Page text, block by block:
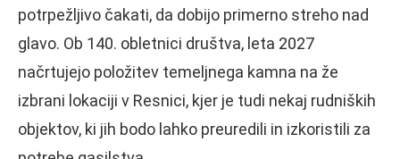
potrpežljivo čakati, da dobijo primerno streho nad
glavo. Ob 140. obletnici društva, leta 2027
načrtujejo položitev temeljnega kamna na že
izbrani lokaciji v Resnici, kjer je tudi nekaj rudniških
objektov, ki jih bodo lahko preuredili in izkoristili za